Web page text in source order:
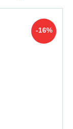
-16%